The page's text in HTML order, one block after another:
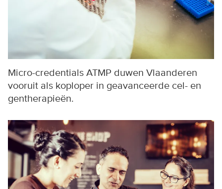
Micro-credentials ATMP duwen Vlaanderen
vooruit als koploper in geavanceerde cel- en
gentherapieën.